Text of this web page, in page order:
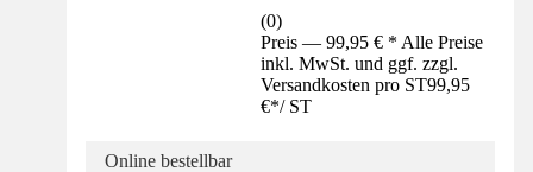
(0)
Preis — 99,95 € * Alle Preise
inkl. MwSt. und ggf. zzgl.
Versandkosten pro ST99,95
€*/ ST
Online bestellbar